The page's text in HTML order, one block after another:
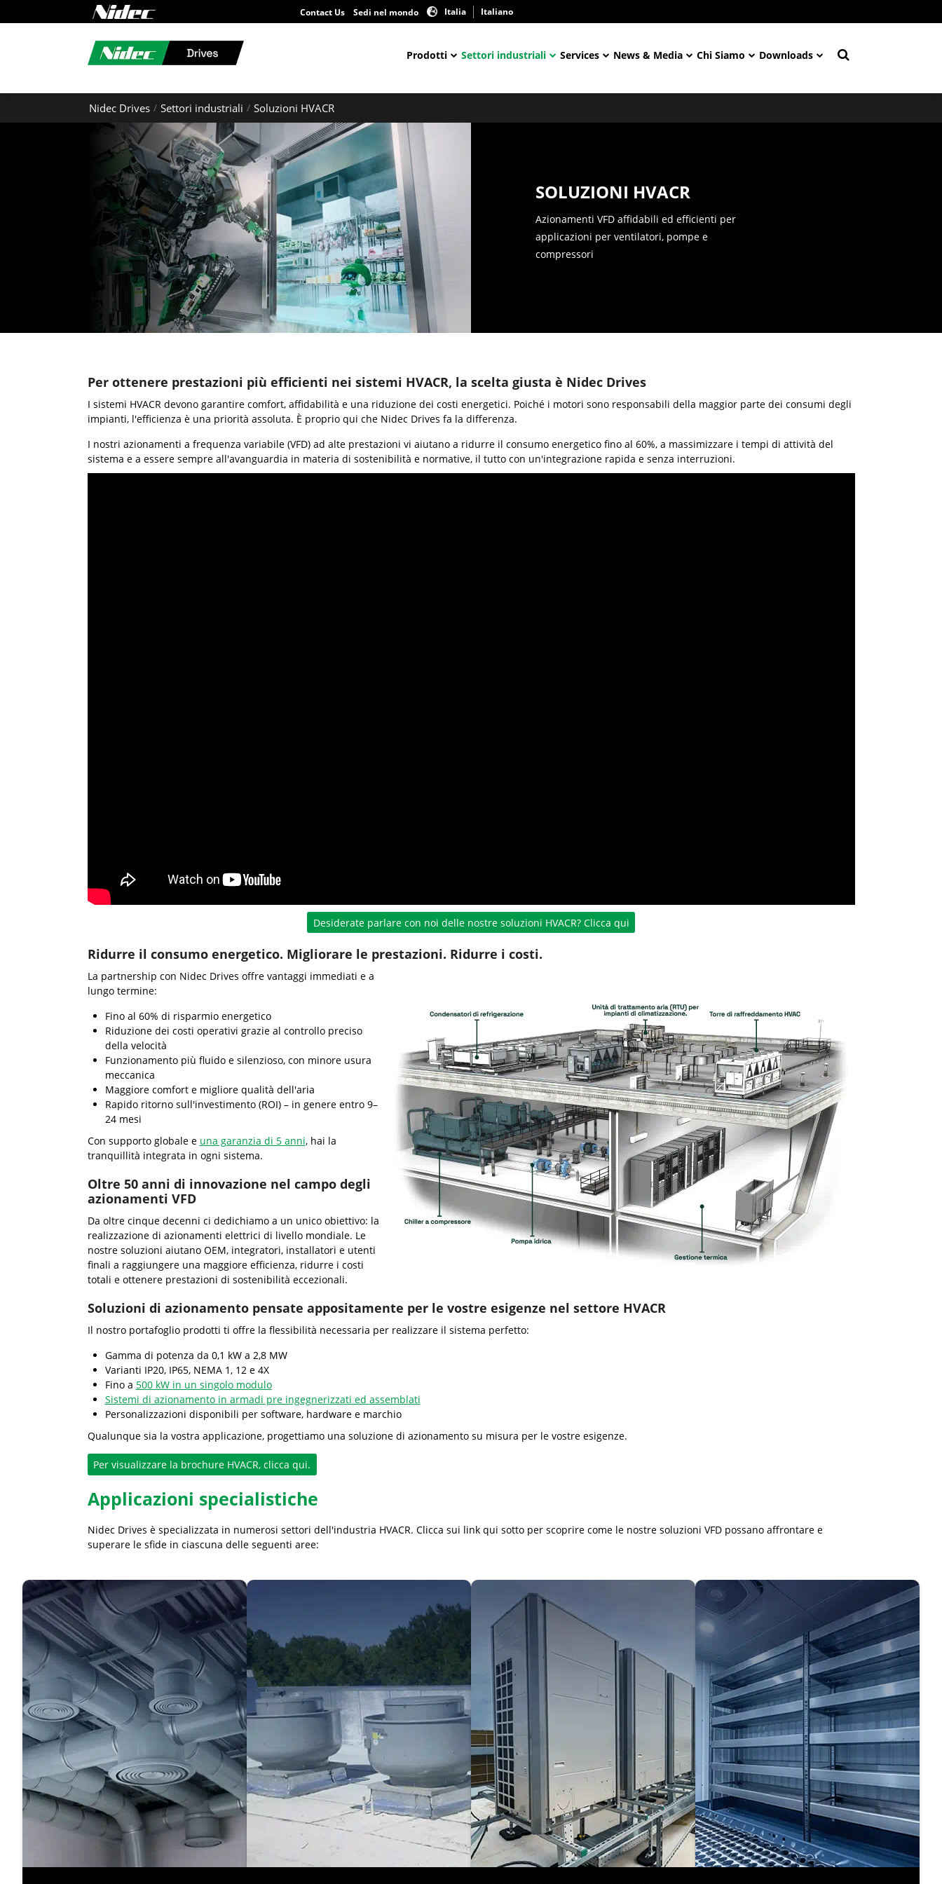
Contact Us Sedi nel mondo Italia Italiano
Prodotti Settori industriali Services News & Media Chi Siamo Downloads
Nidec Drives Settori industriali Soluzioni HVACR
SOLUZIONI HVACR
Azionamenti VFD affidabili ed efficienti per
applicazioni per ventilatori, pompe e
compressori
Per ottenere prestazioni più efficienti nei sistemi HVACR, la scelta giusta è Nidec Drives
I sistemi HVACR devono garantire comfort, affidabilità e una riduzione dei costi energetici. Poiché i motori sono responsabili della maggior parte dei consumi degli
impianti, l'efficienza è una priorità assoluta. È proprio qui che Nidec Drives fa la differenza.
I nostri azionamenti a frequenza variabile (VFD) ad alte prestazioni vi aiutano a ridurre il consumo energetico fino al 60%, a massimizzare i tempi di attività del
sistema e a essere sempre all'avanguardia in materia di sostenibilità e normative, il tutto con un'integrazione rapida e senza interruzioni.
Ridurre il consumo energetico. Migliorare le prestazioni. Ridurre i costi.
La partnership con Nidec Drives offre vantaggi immediati e a
lungo termine:
Fino al 60% di risparmio energetico
Riduzione dei costi operativi grazie al controllo preciso
della velocità
Funzionamento più fluido e silenzioso, con minore usura
meccanica
Maggiore comfort e migliore qualità dell'aria
Rapido ritorno sull'investimento (ROI) – in genere entro 9–
24 mesi
Con supporto globale e una garanzia di 5 anni, hai la
tranquillità integrata in ogni sistema.
Oltre 50 anni di innovazione nel campo degli
azionamenti VFD
Da oltre cinque decenni ci dedichiamo a un unico obiettivo: la
realizzazione di azionamenti elettrici di livello mondiale. Le
nostre soluzioni aiutano OEM, integratori, installatori e utenti
finali a raggiungere una maggiore efficienza, ridurre i costi
totali e ottenere prestazioni di sostenibilità eccezionali.
Soluzioni di azionamento pensate appositamente per le vostre esigenze nel settore HVACR
Il nostro portafoglio prodotti ti offre la flessibilità necessaria per realizzare il sistema perfetto:
Gamma di potenza da 0,1 kW a 2,8 MW
Varianti IP20, IP65, NEMA 1, 12 e 4X
Fino a 500 kW in un singolo modulo
Sistemi di azionamento in armadi pre ingegnerizzati ed assemblati
Personalizzazioni disponibili per software, hardware e marchio
Qualunque sia la vostra applicazione, progettiamo una soluzione di azionamento su misura per le vostre esigenze.
Applicazioni specialistiche
Nidec Drives è specializzata in numerosi settori dell'industria HVACR. Clicca sui link qui sotto per scoprire come le nostre soluzioni VFD possano affrontare e
superare le sfide in ciascuna delle seguenti aree: